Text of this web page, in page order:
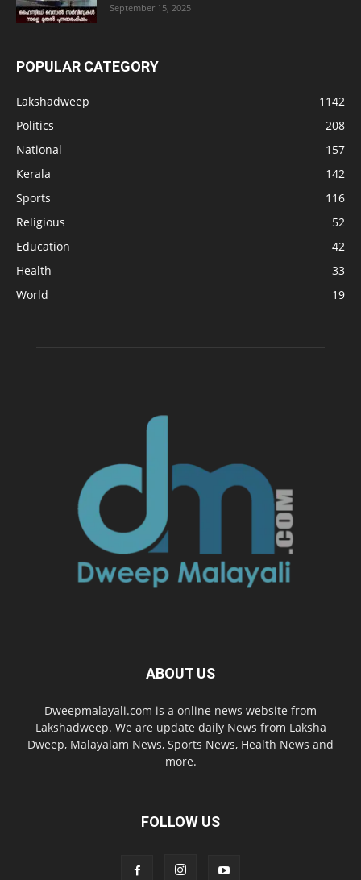
September 15, 2025
POPULAR CATEGORY
Lakshadweep
1142
Politics
208
National
157
Kerala
142
Sports
116
Religious
52
Education
42
Health
33
World
19
ABOUT US
Dweepmalayali.com is a online news website from
Lakshadweep. We are update daily News from Laksha
Dweep, Malayalam News, Sports News, Health News and
more.
FOLLOW US